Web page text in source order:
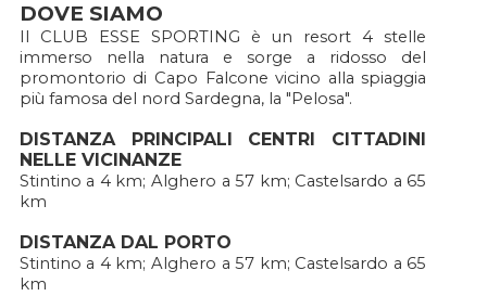
DOVE SIAMO
Il CLUB ESSE SPORTING è un resort 4 stelle
immerso nella natura e sorge a ridosso del
promontorio di Capo Falcone vicino alla spiaggia
più famosa del nord Sardegna, la "Pelosa".
DISTANZA PRINCIPALI CENTRI CITTADINI
NELLE VICINANZE
Stintino a 4 km; Alghero a 57 km; Castelsardo a 65
km
DISTANZA DAL PORTO
Stintino a 4 km; Alghero a 57 km; Castelsardo a 65
km